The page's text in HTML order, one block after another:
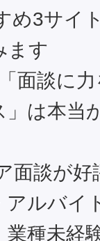
め3サイ
ます
面談が好
ルバイ
種未経